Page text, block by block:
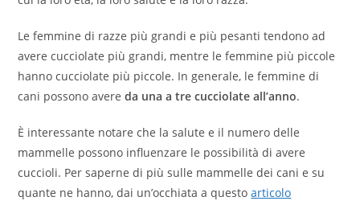
Le femmine di razze più grandi e più pesanti tendono ad
avere cucciolate più grandi, mentre le femmine più piccole
hanno cucciolate più piccole. In generale, le femmine di
cani possono avereda una a tre cucciolate all’anno.
È interessante notare che la salute e il numero delle
mammelle possono influenzare le possibilità di avere
cuccioli. Per saperne di più sulle mammelle dei cani e su
quante ne hanno, dai un’occhiata a questoarticolo